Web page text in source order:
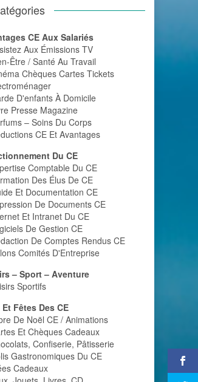
CE Aux Salariés
Aux Émissions TV
Être / Santé Au Travail
Chèques Cartes Tickets
D'enfants À Domicile
Presse Magazine
– Soins Du Corps
CE Et Avantages
Du CE
Comptable Du CE
Des Élus De CE
Et Documentation CE
De Documents CE
Et Intranet Du CE
De Gestion CE
De Comptes Rendus CE
Comités D'Entreprise
– Sport – Aventure
Sportifs
Et Fêtes Des CE
De Noël CE / Animations
Et Chèques Cadeaux
Confiserie, Pâtisserie
Gastronomiques Du CE
Cadeaux